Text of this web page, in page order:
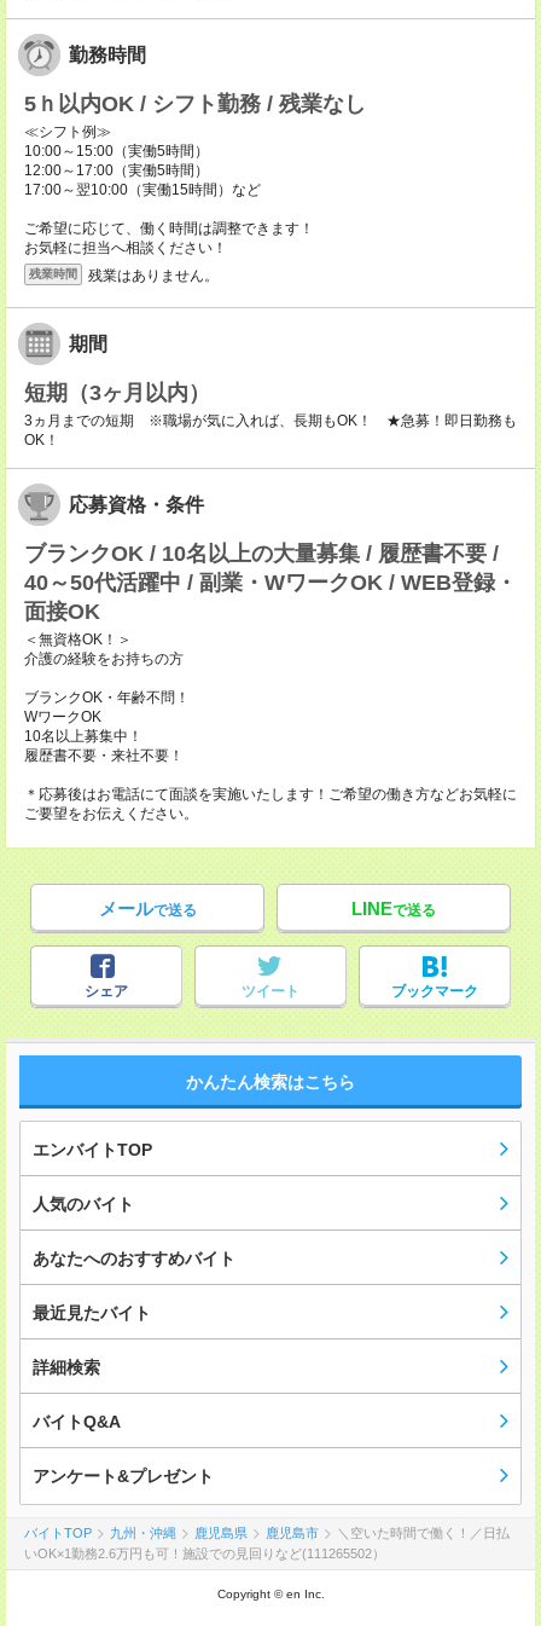
勤務時間
5ｈ以内OK / シフト勤務 / 残業なし
≪シフト例≫
10:00～15:00（実働5時間）
12:00～17:00（実働5時間）
17:00～翌10:00（実働15時間）など
ご希望に応じて、働く時間は調整できます！
お気軽に担当へ相談ください！
残業時間 残業はありません。
期間
短期（3ヶ月以内）
3ヵ月までの短期 ※職場が気に入れば、長期もOK！ ★急募！即日勤務も
OK！
応募資格・条件
ブランクOK / 10名以上の大量募集 / 履歴書不要 /
40～50代活躍中 / 副業・WワークOK / WEB登録・
面接OK
＜無資格OK！＞
介護の経験をお持ちの方
ブランクOK・年齢不問！
WワークOK
10名以上募集中！
履歴書不要・来社不要！
＊応募後はお電話にて面談を実施いたします！ご希望の働き方などお気軽に
ご要望をお伝えください。
メールで送る LINEで送る
シェア ツイート ブックマーク
かんたん検索はこちら
エンバイトTOP
人気のバイト
あなたへのおすすめバイト
最近見たバイト
詳細検索
バイトQ&A
アンケート&プレゼント
バイトTOP 九州・沖縄 鹿児島県 鹿児島市
＼空いた時間で働く！／日払
いOK×1勤務2.6万円も可！施設での見回りなど(111265502）
Copyright © en Inc.